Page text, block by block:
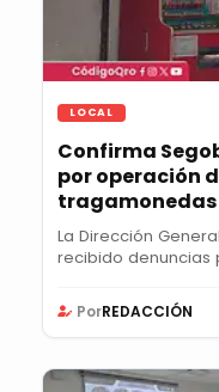
LOCAL
Confirma
por operación
tragamonedas
La Dirección
recibido denuncias
PorREDACCIÓN